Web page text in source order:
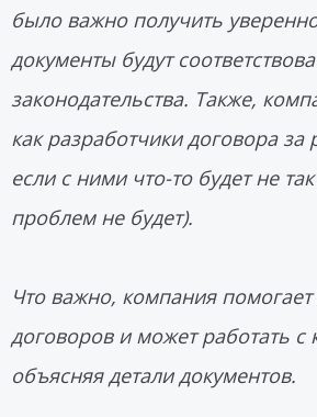
было важно получить
документы будут
законодательства. Также,
как разработчики договора за
если с ними что-то будет не
проблем не будет).
Что важно, компания
договоров и может работать с
объясняя детали документов.